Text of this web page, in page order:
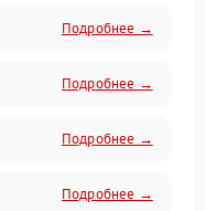
Подробнее →
Подробнее →
Подробнее →
Подробнее →